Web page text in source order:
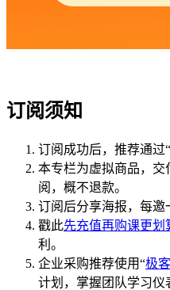
订阅须知
订阅成功后，推荐通过
本专栏为虚拟商品，
阅，概不退款。
订阅后分享海报，每邀
戳此先充值再购课更划
利。
企业采购推荐使用“极
计划，掌握团队学习仪